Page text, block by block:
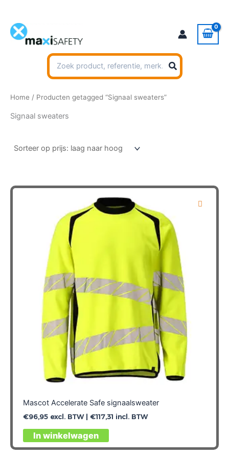
inhoud
Zoeken
naar:
Home / Producten getagged “Signaal sweaters”
Signaal sweaters
Mascot Accelerate Safe signaalsweater
€96,95excl. BTW | €117,31 incl. BTW
In winkelwagen
Dit
product